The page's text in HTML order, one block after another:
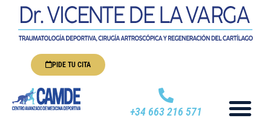
PIDE TU CITA
+34 663 216 571